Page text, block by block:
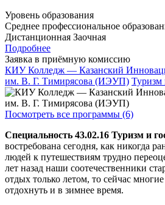
Уровень образования
Среднее профессиональное
Дистанционная Заочная
Подробнее
Заявка в приёмную комиссию
КИУ Колледж — Казанский
им. В. Г. Тимирясова (ИЭУП) Туризм
Посмотреть все программы (6)
Специальность 43.02.16 Туризм и
востребована сегодня, как никогда
людей к путешествиям трудно
лет назад наши соотечественники
отдых только летом, то сейчас
отдохнуть и в зимнее время.